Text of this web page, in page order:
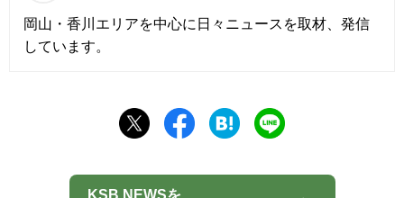
岡山・香川エリアを中心に日々ニュースを取材、発信
しています。
KSB NEWSを